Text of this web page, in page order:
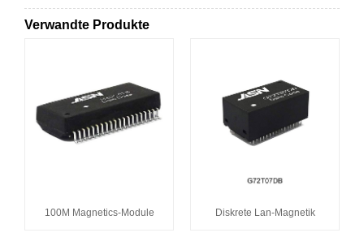
Verwandte Produkte
100M Magnetics-Module Diskrete Lan-Magnetik